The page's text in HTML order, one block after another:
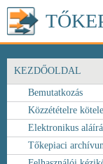
KEZDŐOLDAL
Bemutatkozás
Közzétételre
Elektronikus
Tőkepiaci